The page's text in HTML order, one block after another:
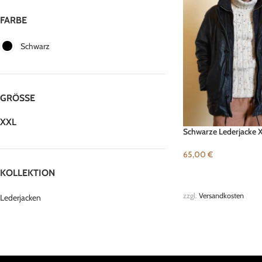
FARBE
Schwarz
GRÖSSE
XXL
KOLLEKTION
Lederjacken
Schwarze Lederjacke
65,00 €
zzgl. Versandkosten